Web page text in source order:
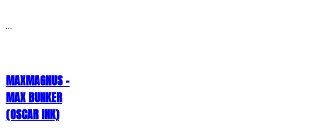
...
MAXMAGNUS –
MAX BUNKER
(OSCAR INK)